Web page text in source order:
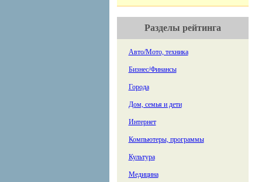
Разделы рейтинга
Авто/Мото, техника
Бизнес/Финансы
Города
Дом, семья и дети
Интернет
Компьютеры, программы
Культура
Медицина